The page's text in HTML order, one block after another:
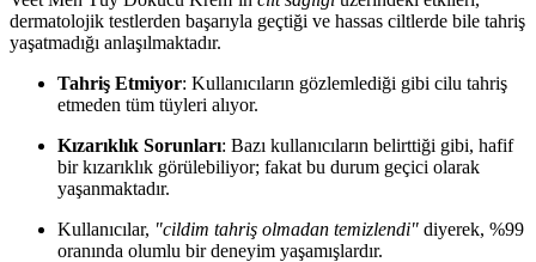
dermatolojik testlerden başarıyla geçtiği ve hassas ciltlerde bile tahriş
yaşatmadığı anlaşılmaktadır.
Tahriş Etmiyor: Kullanıcıların gözlemlediği gibi cilu tahriş
etmeden tüm tüyleri alıyor.
Kızarıklık Sorunları: Bazı kullanıcıların belirttiği gibi, hafif
bir kızarıklık görülebiliyor; fakat bu durum geçici olarak
yaşanmaktadır.
Kullanıcılar, "cildim tahriş olmadan temizlendi" diyerek, %99
oranında olumlu bir deneyim yaşamışlardır.